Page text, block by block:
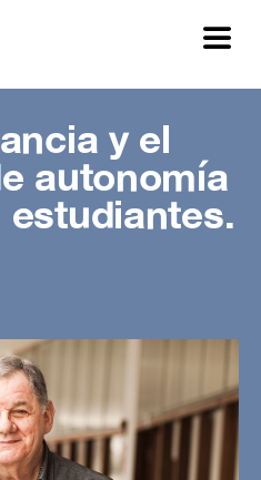
y el
autonomía